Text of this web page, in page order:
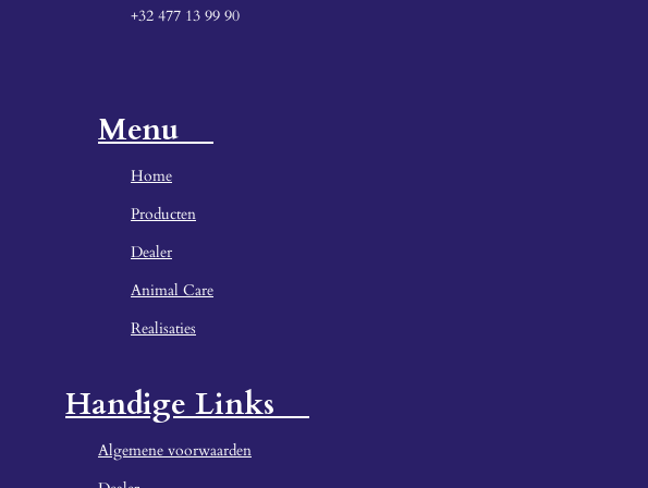
+32 477 13 99 90
Menu
Home
Producten
Dealer
Animal Care
Realisaties
Handige Links
Algemene voorwaarden